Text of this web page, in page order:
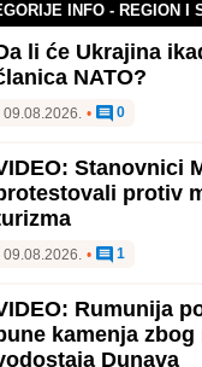
INFO - REGION I
li će Ukrajina
NATO?
09.08.2026. • 0
Stanovnici
protiv
09.08.2026. • 1
Rumunija
kamenja zbog
Dunava